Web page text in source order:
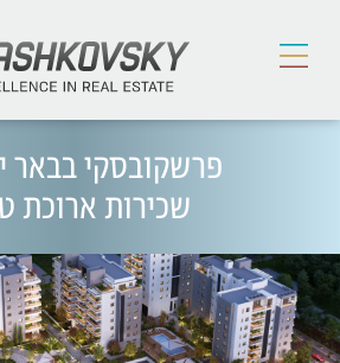
פרשקובסקי בבאר
שכירות ארוכת